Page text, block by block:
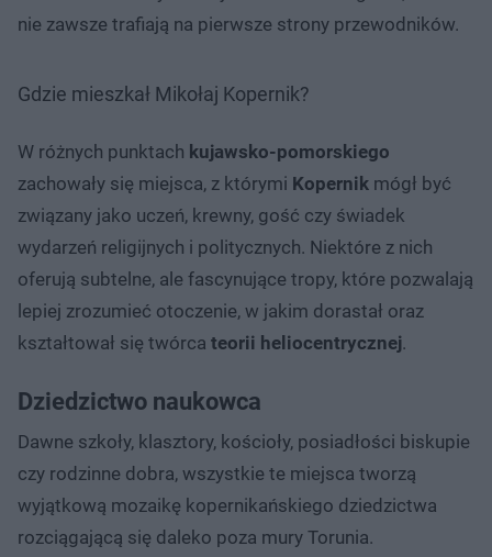
nie zawsze trafiają na pierwsze strony przewodników.
Gdzie mieszkał Mikołaj Kopernik?
W różnych punktach kujawsko-pomorskiego
zachowały się miejsca, z którymi Kopernik mógł być
związany jako uczeń, krewny, gość czy świadek
wydarzeń religijnych i politycznych. Niektóre z nich
oferują subtelne, ale fascynujące tropy, które pozwalają
lepiej zrozumieć otoczenie, w jakim dorastał oraz
kształtował się twórca teorii heliocentrycznej.
Dziedzictwo naukowca
Dawne szkoły, klasztory, kościoły, posiadłości biskupie
czy rodzinne dobra, wszystkie te miejsca tworzą
wyjątkową mozaikę kopernikańskiego dziedzictwa
rozciągającą się daleko poza mury Torunia.